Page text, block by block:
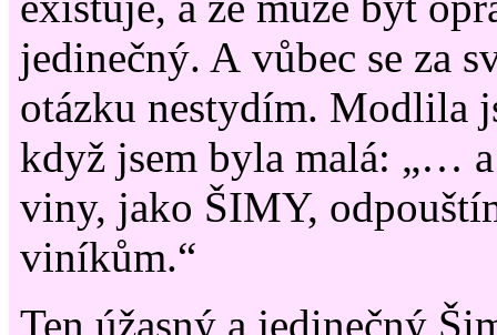
jedinečný. A vůbec se za
otázku nestydím. Modlila
když jsem byla malá: „… a
viny, jako ŠIMY,
viníkům.“
Ten úžasný a jedinečný